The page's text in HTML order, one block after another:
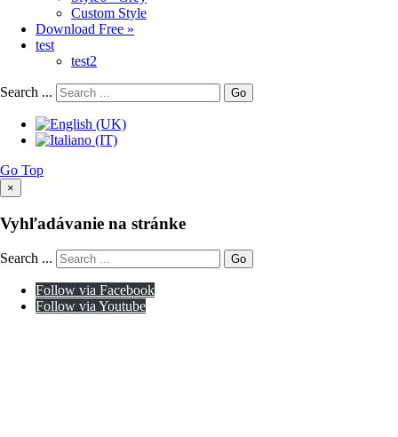
Custom Style
Download Free »
test
test2
Search ... Go
Go Top
×
Vyhľadávanie na stránke
Search ... Go
Follow via Facebook
Follow via Youtube